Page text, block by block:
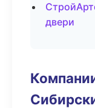
двери